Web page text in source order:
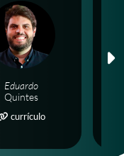
Eduardo
Quintes
currículo